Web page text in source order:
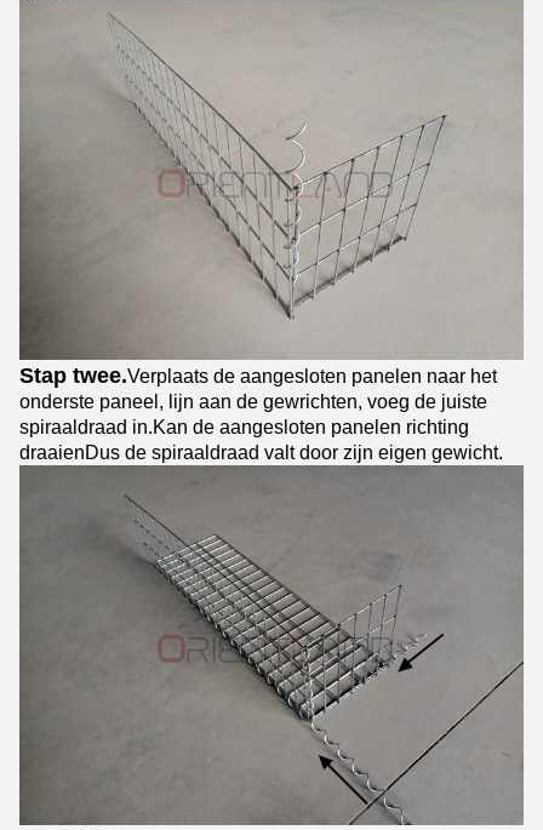
Stap twee.Verplaats de aangesloten panelen naar het
onderste paneel, lijn aan de gewrichten, voeg de juiste
spiraaldraad in.Kan de aangesloten panelen richting
draaienDus de spiraaldraad valt door zijn eigen gewicht.